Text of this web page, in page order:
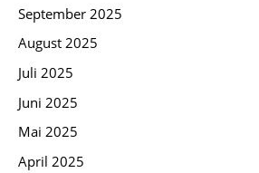
September 2025
August 2025
Juli 2025
Juni 2025
Mai 2025
April 2025